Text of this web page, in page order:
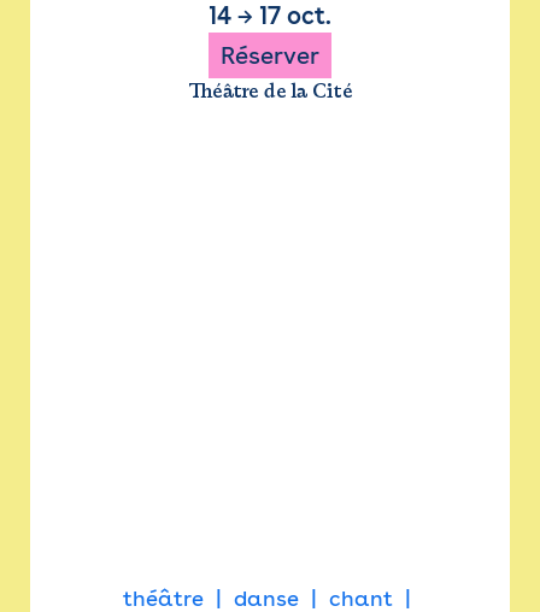
14 → 17 oct.
Réserver
Théâtre de la Cité
théâtre danse
chant